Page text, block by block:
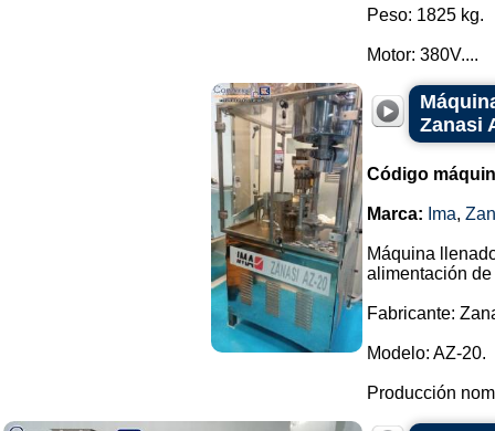
Peso: 1825 kg.
Motor: 380V....
Zanasi
Código
Marca: Ima,
Máquina
alimentación
Fabricante:
Modelo: AZ-20.
Producción